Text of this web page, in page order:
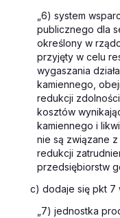
„6) system
publicznego dla
określony w
przyjęty w celu
wygaszania
kamiennego,
redukcji
kosztów
kamiennego i
nie są związane
redukcji
przedsiębiorstw
c) dodaje się pkt 7
„7) jednostka